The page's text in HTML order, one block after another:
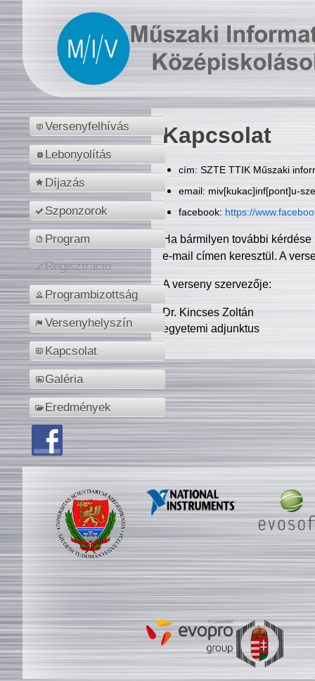
Versenyfelhívás
Lebonyolítás
Díjazás
Szponzorok
Program
Regisztráció
Programbizottság
Versenyhelyszín
Kapcsolat
Galéria
Eredmények
Kapcsolat
cím: SZTE TTIK Műszaki
email: miv[kukac]inf[pont]u-
facebook: https://
Ha bármilyen további
e-mail címen keresztül. A
A verseny szervezője:
Dr. Kincses Zoltán
egyetemi adjunktus